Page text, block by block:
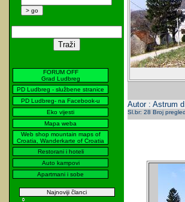
FORUM OFF
Grad Ludbreg
PD Ludbreg - službene stranice
PD Ludbreg- na Facebook-u
Eko vijesti
Mapa weba
Web shop mountain maps of
Croatia, Wanderkarte of Croatia
Restorani i hoteli
Auto kampovi
Apartmani i sobe
Najnoviji članci
Autor : Astrum
Sl.br: 28 Broj